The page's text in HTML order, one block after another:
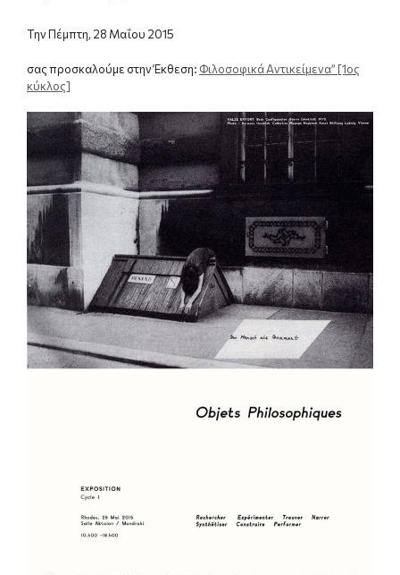
Την Πέμπτη, 28 Μαΐου 2015
σας προσκαλούμε στην Έκθεση: Φιλοσοφικά Αντικείμενα” [1ος
κύκλος]